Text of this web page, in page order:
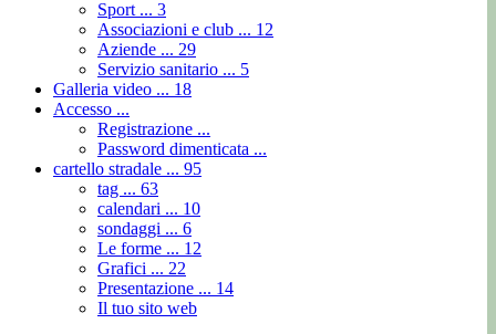
Sport ... 3
Associazioni e club ... 12
Aziende ... 29
Servizio sanitario ... 5
Galleria video ... 18
Accesso ...
Registrazione ...
Password dimenticata ...
cartello stradale ... 95
tag ... 63
calendari ... 10
sondaggi ... 6
Le forme ... 12
Grafici ... 22
Presentazione ... 14
Il tuo sito web